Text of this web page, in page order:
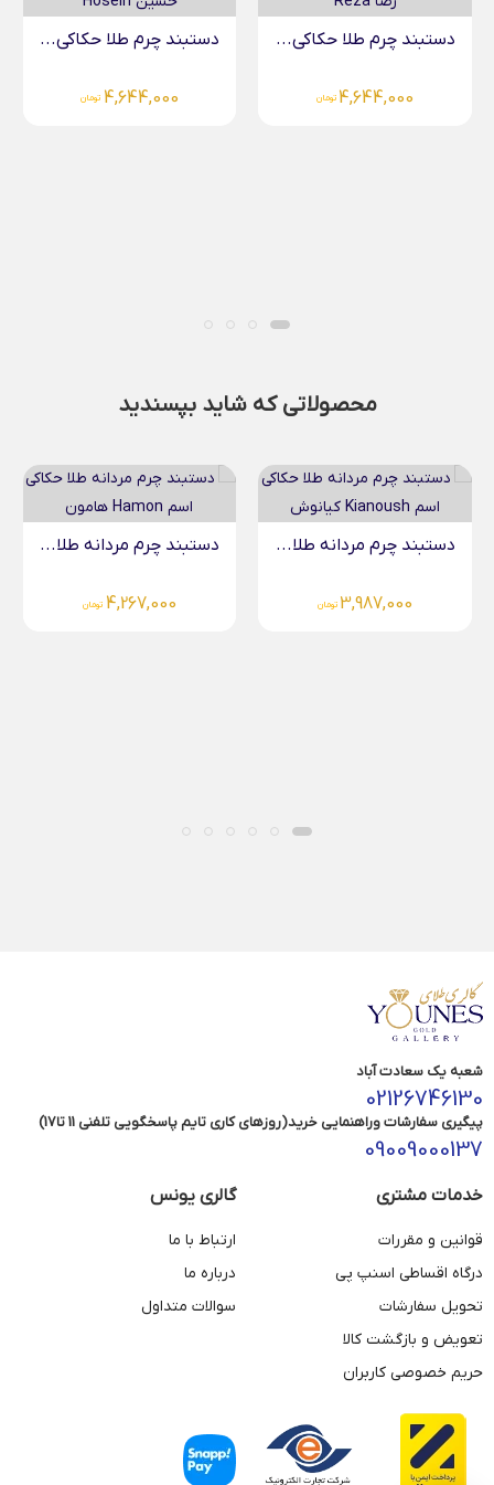
دستبند چرم طلا حکاکی...
4,644,000
محصولاتی که شاید بپسندید
دستبند چرم مردانه طلا...
4,267,000
دستبند چرم مردانه طلا...
4,267,000
شعبه یک سعادت آباد
02126746130
پیگیری سفارشات وراهنمایی خرید(روزهای کاری تایم پاسخگویی تلفنی 11 تا17)
09009000137
خدمات مشتری
قوانین و مقررات
درگاه اقساطی اسنپ پی
تحویل سفارشات
تعویض و بازگشت کالا
حریم خصوصی کاربران
گالری یونس
ارتباط با ما
درباره ما
سوالات متداول